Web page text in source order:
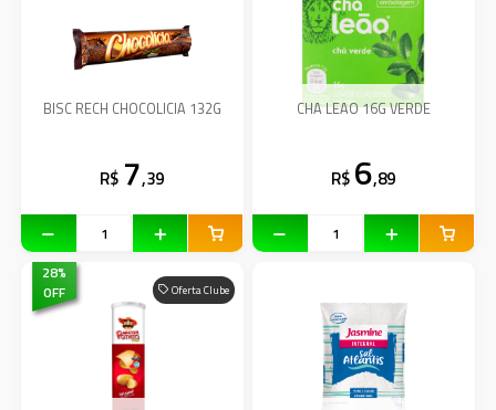
BISC RECH CHOCOLICIA 132G
R$ 7,39
CHA LEAO 16G VERDE
R$ 6,89
Oferta Clube
28%
OFF